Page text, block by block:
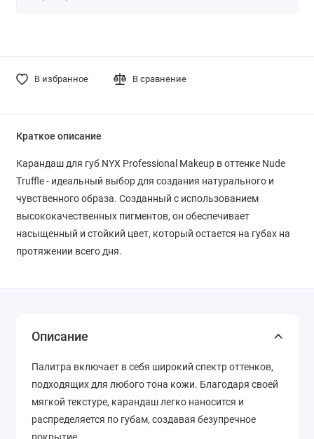
В избранное В сравнение
Краткое описание
Карандаш для губ NYX Professional Makeup в оттенке Nude
Truffle - идеальный выбор для создания натурального и
чувственного образа. Созданный с использованием
высококачественных пигментов, он обеспечивает
насыщенный и стойкий цвет, который остается на губах на
протяжении всего дня.
Описание
Палитра включает в себя широкий спектр оттенков,
подходящих для любого тона кожи. Благодаря своей
мягкой текстуре, карандаш легко наносится и
распределяется по губам, создавая безупречное